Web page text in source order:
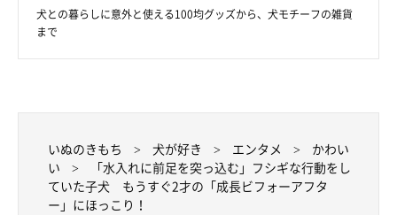
てしまったことがあったのだとか（笑）
犬との暮らしに意外と使える100均グッズから、犬モチーフの雑貨
まで
いぬのきもち 犬が好き エンタメ
かわい
い
「水入れに前足を突っ込む」フシギな行動をし
ていた子犬 もうすぐ2才の「成長ビフォーアフタ
ー」にほっこり！